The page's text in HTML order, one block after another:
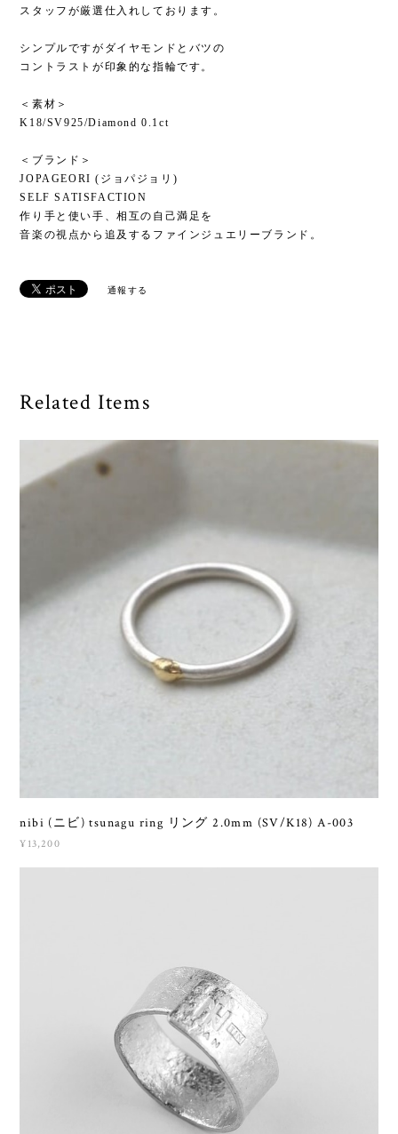
スタッフが厳選仕入れしております。
シンプルですがダイヤモンドとバツの
コントラストが印象的な指輪です。
＜素材＞
K18/SV925/Diamond 0.1ct
＜ブランド＞
JOPAGEORI (ジョパジョリ)
SELF SATISFACTION
作り手と使い手、相互の自己満足を
音楽の視点から追及するファインジュエリーブランド。
通報する
Related Items
nibi (ニビ) tsunagu ring リング 2.0mm (SV/K18) A-003
¥13,200